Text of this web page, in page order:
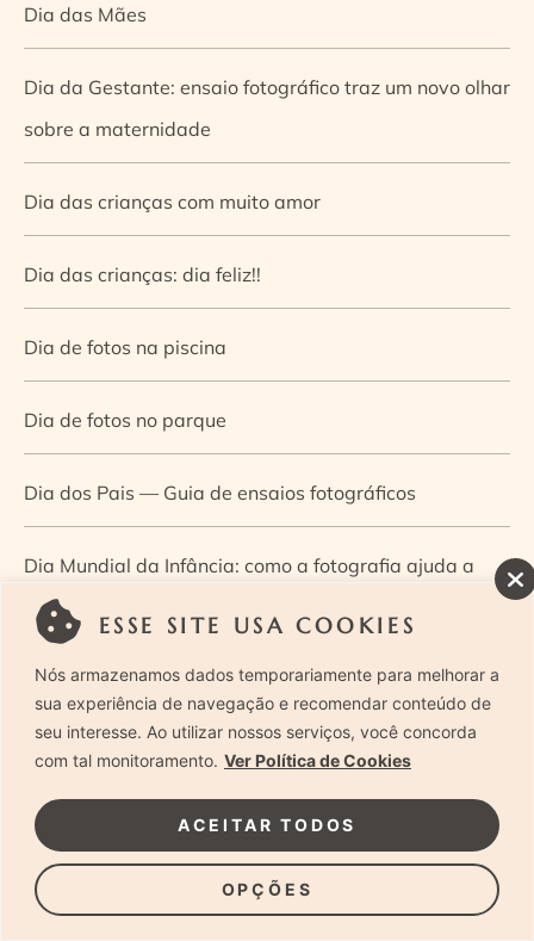
ESSE SITE USA COOKIES
Nós armazenamos dados temporariamente para melhorar a
sua experiência de navegação e recomendar conteúdo de
seu interesse. Ao utilizar nossos serviços, você concorda
com tal monitoramento. Ver Política de Cookies
OPÇÕES
ACEITAR TODOS
Dia das Mães
Dia da Gestante: ensaio fotográfico traz um novo olhar
sobre a maternidade
Dia das crianças com muito amor
Dia das crianças: dia feliz!!
Dia de fotos na piscina
Dia de fotos no parque
Dia dos Pais — Guia de ensaios fotográficos
Dia Mundial da Infância: como a fotografia ajuda a
construir a memória e a identidade da criança
Diário de uma grávida e sua pequena
Dica de especialista: como otimizar o fluxo de trabalho
no ensaio newborn?
Dica de especialista: qual o melhor guia de poses para
fotografia newborn?